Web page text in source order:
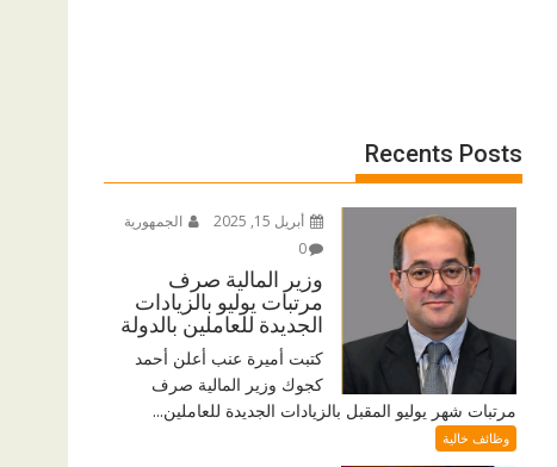
Recents Posts
أبريل 15, 2025
الجمهورية
0
وزير المالية صرف
مرتبات يوليو بالزيادات
الجديدة للعاملين بالدولة
كتبت أميرة عنب أعلن أحمد
كجوك وزير المالية صرف
مرتبات شهر يوليو المقبل بالزيادات الجديدة للعاملين...
وظائف خالية